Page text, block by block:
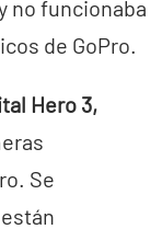
no funcionaba
de GoPro.
Hero 3,
Se